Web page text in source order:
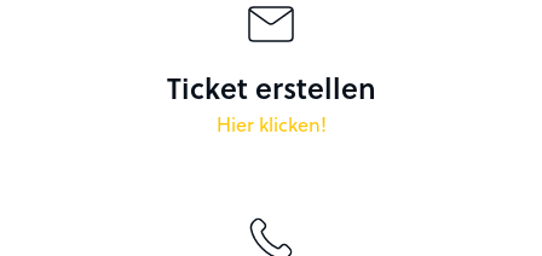
Ticket erstellen
Hier klicken!